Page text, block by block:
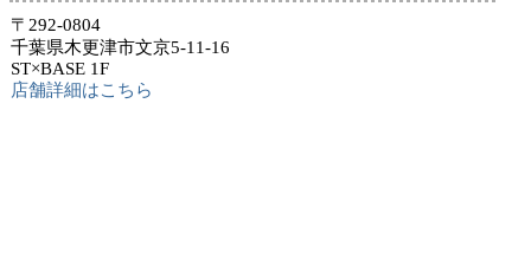
〒292-0804
千葉県木更津市文京5-11-16
ST×BASE 1F
店舗詳細はこちら